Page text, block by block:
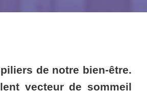
de notre bien-être.
vecteur de sommeil